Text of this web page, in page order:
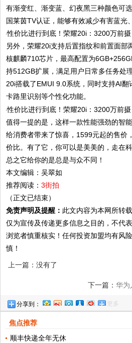
有渐变红、渐变蓝、幻夜黑三种颜色可
国莱茵TV认证，能够有效减少有害蓝光
另外，荣耀20i支持后置指纹和前置面部
核麒麟710芯片，最高配置为
持512GB扩展，满足用户日常多任务处
20i搭载了EMUI 9.0系统，同时支持AI翻
卡路里识别等个性化功能。
值得一提的是，这样一款性能强劲的智
给消费者带来了惊喜，1599元起的售价
价比。有了它，你可以是美美的，走在
总之它给你的是总是与众不同！
本文编辑：吴翠如
推荐阅读：3街拍
（正文已结束）
免责声明及提醒： 此文内容为本网所转
仅为宣传及传递更多信息之目的，不代
浏览者慎重核实！任何投资加盟均有风
慎！
上一篇：没有了
下一篇： 华为
分享到： 更多
焦点推荐
顺丰快递全年无休